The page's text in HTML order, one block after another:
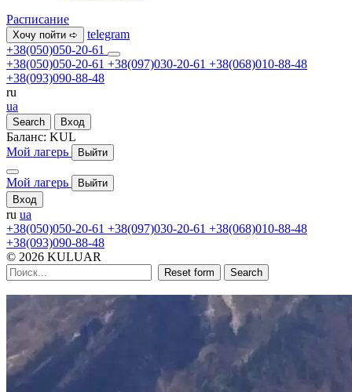
Расписание
Хочу пойти ➪
telegram
+38(050)050-20-61
+38(050)050-20-61 +38(097)030-20-61 +38(068)010-88-48
+38(093)090-88-48
ru
ua
Search Вход
Баланс: KUL
Мой лагерь
Выйти
Мой лагерь
Выйти
Вход
ru ua
+38(050)050-20-61 +38(097)030-20-61 +38(068)010-88-48
+38(093)090-88-48
© 2026 KULUAR
Reset form Search